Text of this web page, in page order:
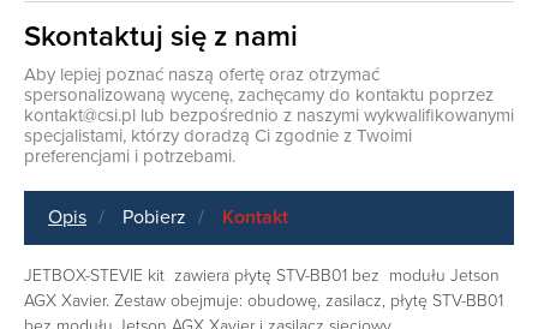
Skontaktuj się z nami
Aby lepiej poznać naszą ofertę oraz otrzymać
spersonalizowaną wycenę, zachęcamy do kontaktu poprzez
kontakt@csi.pl lub bezpośrednio z naszymi wykwalifikowanymi
specjalistami, którzy doradzą Ci zgodnie z Twoimi
preferencjami i potrzebami.
Opis Pobierz Kontakt
JETBOX-STEVIE kit zawiera płytę STV-BB01 bez modułu Jetson
AGX Xavier. Zestaw obejmuje: obudowę, zasilacz, płytę STV-BB01